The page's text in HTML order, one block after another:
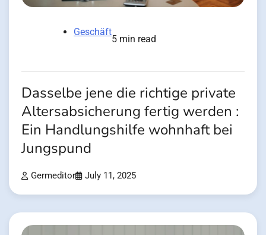
Geschäft
5 min read
Dasselbe jene die richtige private
Altersabsicherung fertig werden :
Ein Handlungshilfe wohnhaft bei
Jungspund
Germeditor July 11, 2025